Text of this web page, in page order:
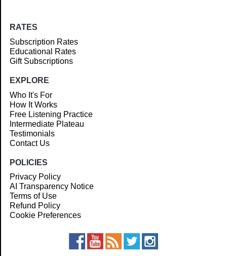
RATES
Subscription Rates
Educational Rates
Gift Subscriptions
EXPLORE
Who It's For
How It Works
Free Listening Practice
Intermediate Plateau
Testimonials
Contact Us
POLICIES
Privacy Policy
AI Transparency Notice
Terms of Use
Refund Policy
Cookie Preferences